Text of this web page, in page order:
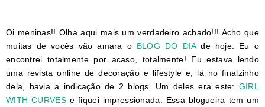
Oi meninas!! Olha aqui mais um verdadeiro achado!!! Acho que
muitas de vocês vão amara o BLOG DO DIAde hoje. Eu o
encontrei totalmente por acaso, totalmente! Eu estava lendo
uma revista online de decoração e lifestyle e, lá no finalzinho
dela, havia a indicação de 2 blogs. Um deles era este: GIRL
WITH CURVESe fiquei impressionada. Essa blogueira tem um